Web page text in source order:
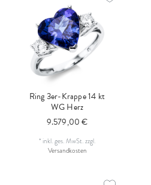
Ring 3er-Krappe 14 kt
WG Herz
9.579,00 €
* inkl. ges. MwSt.zzgl.
Versandkosten